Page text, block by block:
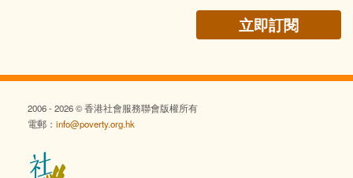
2006 - 2026 © 香港社會服務聯會版權所有
電郵： info@poverty.org.hk